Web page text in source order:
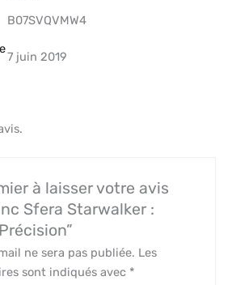
B07SVQVMW4
7 juin 2019
à laisser votre avis
Sfera Starwalker :
ne sera pas publiée. Les
sont indiqués avec *